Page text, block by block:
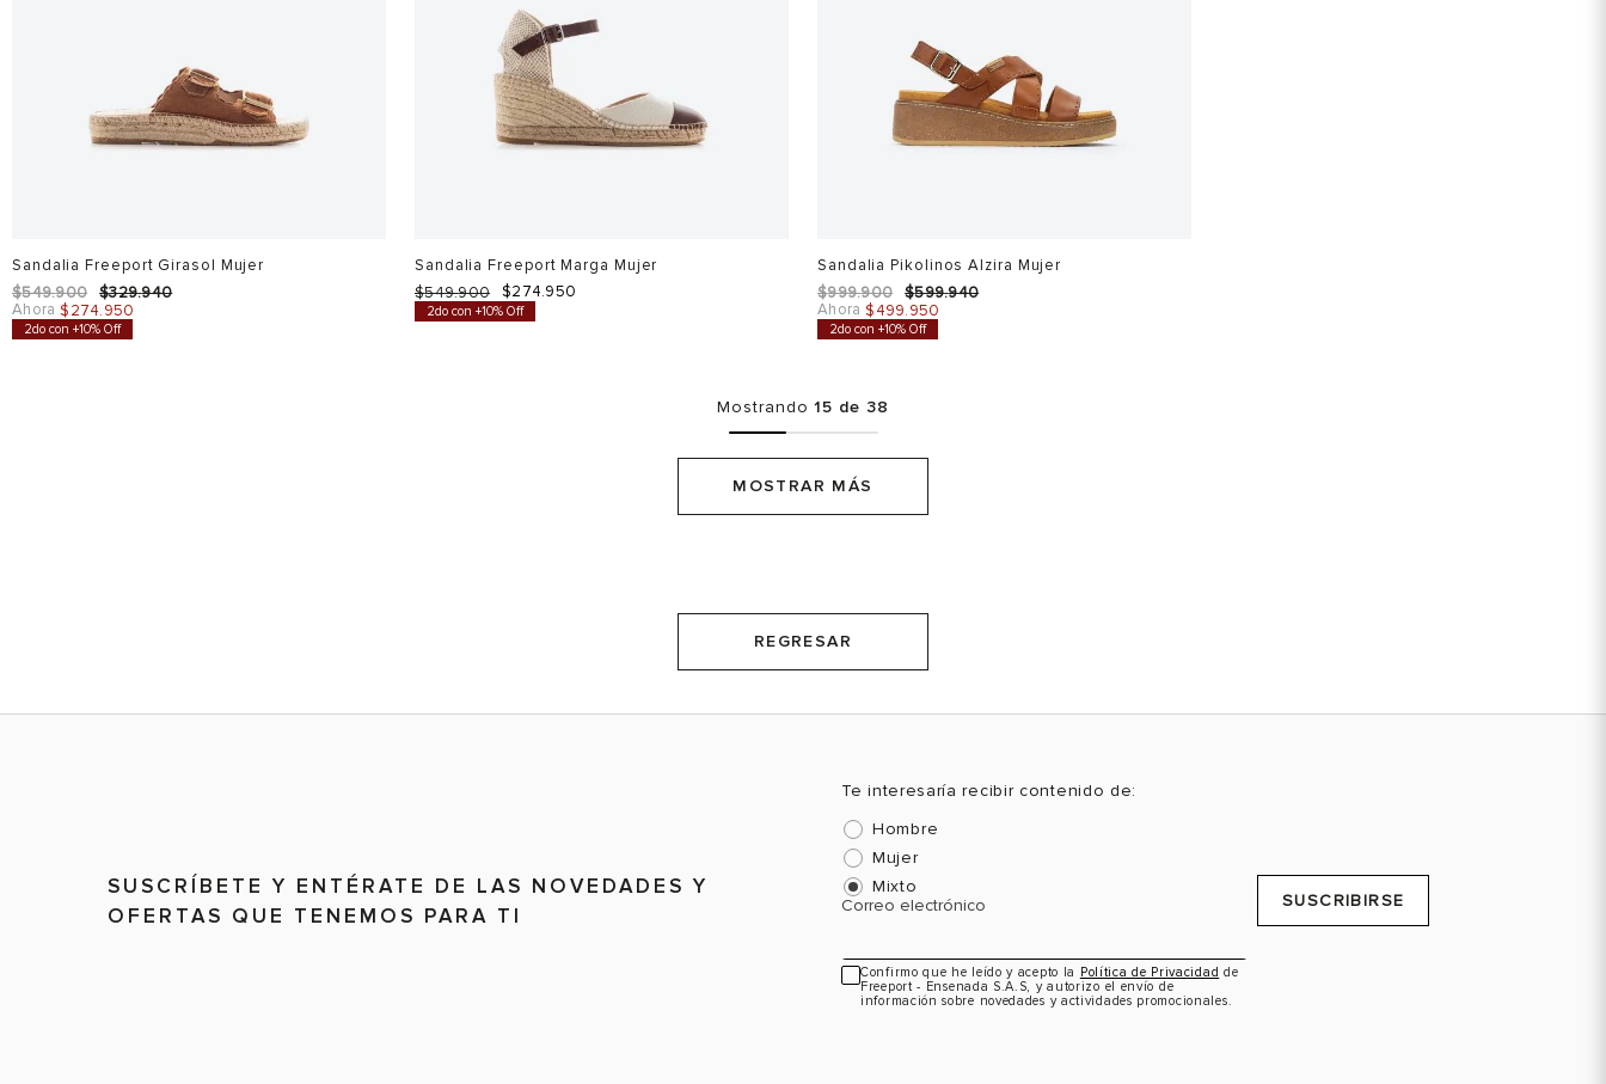
Sandalia Freeport Girasol Mujer
$549.900 $329.940
Ahora $274.950
2do con +10% Off
Sandalia Freeport Marga Mujer
$549.900 $274.950
2do con +10% Off
Sandalia Pikolinos Alzira Mujer
$999.900 $599.940
Ahora $499.950
2do con +10% Off
Mostrando15 de 38
MOSTRAR MÁS
REGRESAR
SUSCRÍBETE Y ENTÉRATE DE LAS NOVEDADES Y
OFERTAS QUE TENEMOS PARA TI
Te interesaría recibir contenido de:
Hombre
Mujer
Mixto
Correo electrónico
Confirmo que he leído y acepto la Política de Privacidad de
Freeport - Ensenada S.A.S, y autorizo el envío de
información sobre novedades y actividades promocionales.
SUSCRIBIRSE